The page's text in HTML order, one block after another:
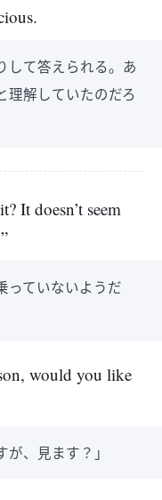
して答えられる。あ
理解していたのだろ
It doesn’t seem
っていないようだ
would you like
が、見ます？」